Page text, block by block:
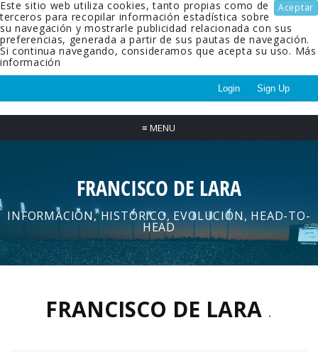
Aceptar
Este sitio web utiliza cookies, tanto propias como de
terceros para recopilar información estadística sobre
su navegación y mostrarle publicidad relacionada con sus
preferencias, generada a partir de sus pautas de navegación.
Si continua navegando, consideramos que acepta su uso. Más
información
Login Sign Up
≡ MENU
FRANCISCO DE LARA
INFORMACIÓN, HISTÓRICO, EVOLUCIÓN, HEAD-TO-
HEAD
FRANCISCO DE LARA .